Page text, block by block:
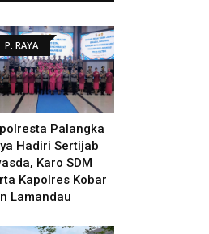
P. RAYA
Palangka
Hadiri Sertijab
Karo SDM
Kapolres Kobar
Lamandau